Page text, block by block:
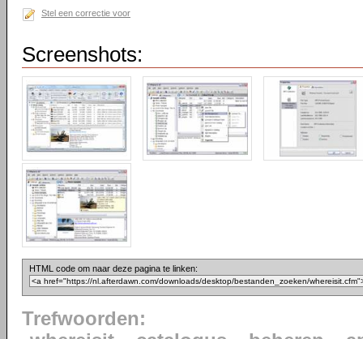
Stel een correctie voor
Screenshots:
HTML code om naar deze pagina te linken:
Trefwoorden: